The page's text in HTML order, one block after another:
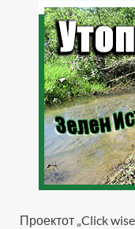
Проектот „Click